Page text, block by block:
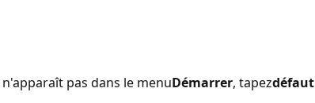
n'apparaît pas dans le menuDémarrer, tapezdéfaut